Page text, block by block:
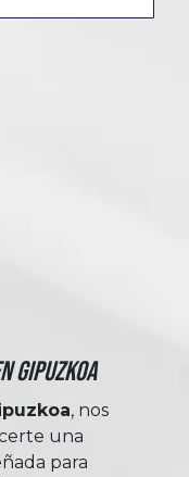
Gipuzkoa
, nos
una
para